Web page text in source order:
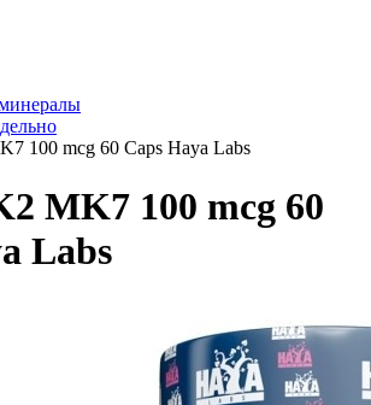
100 mcg 60 Caps Haya Labs
MK7 100 mcg 60
Labs